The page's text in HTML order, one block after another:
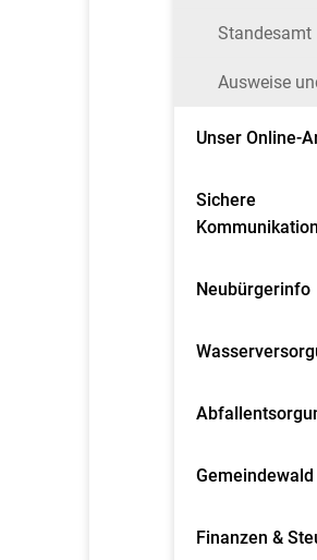
Standesamt
Ausweise
Unser Online-
Sichere
Kommunikation
Neubürgerinfo
Gemeindewald
Finanzen &